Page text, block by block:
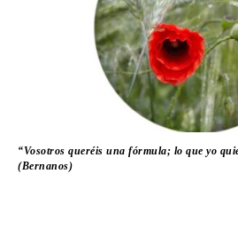
“Vosotros queréis una fórmula; lo que yo
(Bernanos)